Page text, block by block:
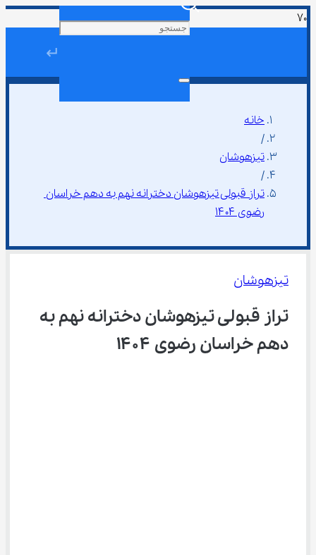
↵
خانه
/
تیزهوشان
/
تراز قبولی تیزهوشان دخترانه نهم به دهم خراسان
رضوی ۱۴۰۴
تیزهوشان
تراز قبولی تیزهوشان دخترانه نهم به
دهم خراسان رضوی ۱۴۰۴